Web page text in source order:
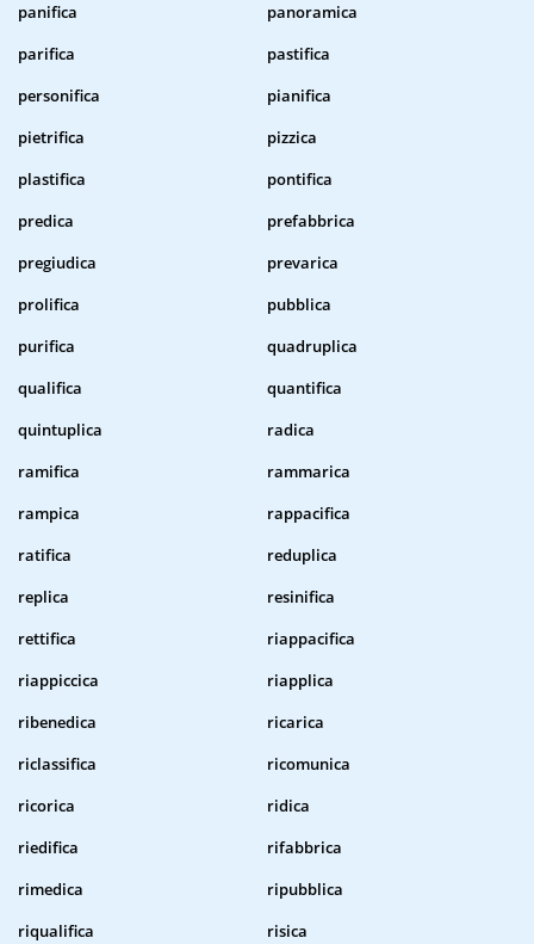
panifica
panoramica
parifica
pastifica
personifica
pianifica
pietrifica
pizzica
plastifica
pontifica
predica
prefabbrica
pregiudica
prevarica
prolifica
pubblica
purifica
quadruplica
qualifica
quantifica
quintuplica
radica
ramifica
rammarica
rampica
rappacifica
ratifica
reduplica
replica
resinifica
rettifica
riappacifica
riappiccica
riapplica
ribenedica
ricarica
riclassifica
ricomunica
ricorica
ridica
riedifica
rifabbrica
rimedica
ripubblica
riqualifica
risica